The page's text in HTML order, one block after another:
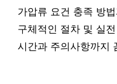
가압류 요건 충족 방
구체적인 절차 및 실
시간과 주의사항까지